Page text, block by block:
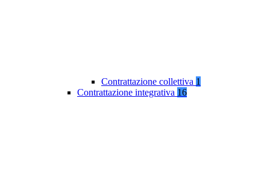
Contrattazione collettiva 1
Contrattazione integrativa 16